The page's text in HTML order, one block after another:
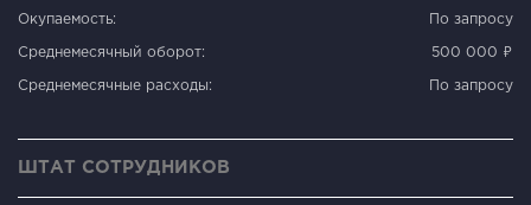
Окупаемость: По запросу
Среднемесячный оборот: 500 000 ₽
Среднемесячные расходы: По запросу
ШТАТ СОТРУДНИКОВ